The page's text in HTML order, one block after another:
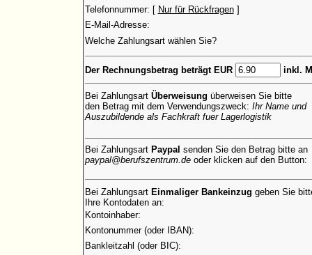
Telefonnummer: [ Nur für Rückfragen]
E-Mail-Adresse:
Welche Zahlungsart wählen Sie?
Der Rechnungsbetrag beträgt EUR inkl.
Bei Zahlungsart Überweisung überweisen Sie bitte
den Betrag mit dem Verwendungszweck: Ihr Name und
Auszubildende als Fachkraft fuer Lagerlogistik
Bei Zahlungsart Paypal senden Sie den Betrag bitte an
paypal@berufszentrum.deoder klicken auf den Button:
Bei Zahlungsart Einmaliger Bankeinzug geben Sie
Ihre Kontodaten an:
Kontoinhaber:
Kontonummer (oder IBAN):
Bankleitzahl (oder BIC):